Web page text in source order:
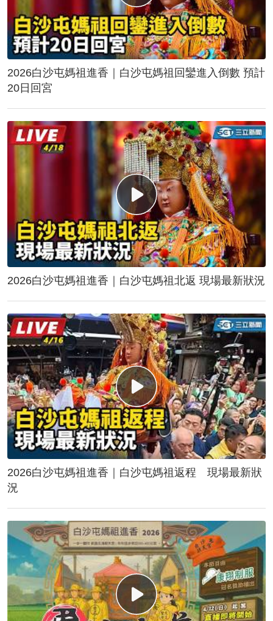
2026白沙屯媽祖進香｜白沙屯媽祖回鑾進入倒數 預計
20日回宮
2026白沙屯媽祖進香｜白沙屯媽祖北返 現場最新狀況
2026白沙屯媽祖進香｜白沙屯媽祖返程 現場最新狀
況